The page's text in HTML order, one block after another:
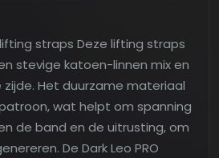
straps Deze lifting straps
stevige katoen-linnen mix en
zijde. Het duurzame materiaal
wat helpt om spanning
de band en de uitrusting, om
De Dark Leo PRO